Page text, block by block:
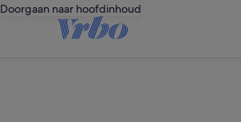
Doorgaan naar hoofdinhoud